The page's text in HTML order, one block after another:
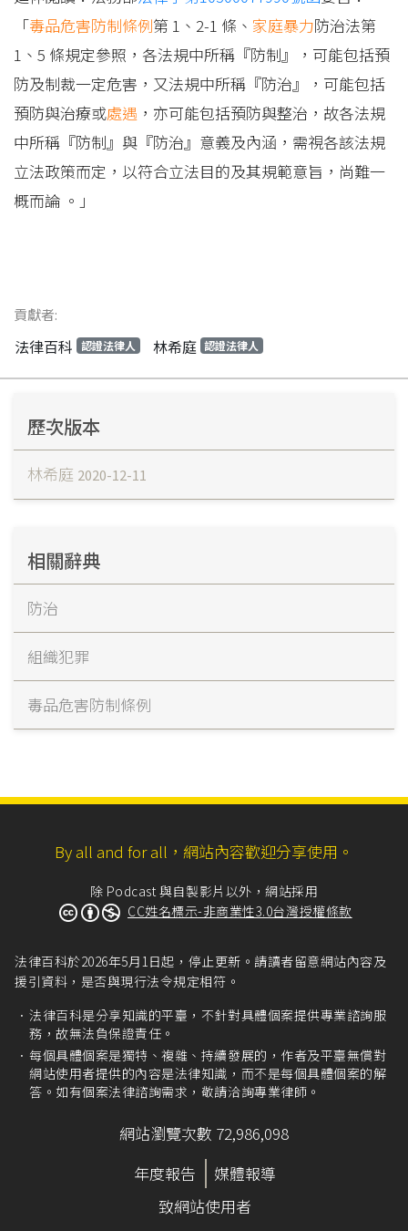
「毒品危害防制條例第 1、2-1 條、 家庭暴力防治法第
1、5 條規定參照，各法規中所稱『防制』，可能包括預
防及制裁一定危害，又法規中所稱『防治』，可能包括
預防與治療或處遇 ，亦可能包括預防與整治，故各法規
中所稱『防制』與『防治』意義及內涵，需視各該法規
立法政策而定，以符合立法目的及其規範意旨，尚難一
概而論 。」
貢獻者:
法律百科 認證法律人 林希庭 認證法律人
歷次版本
林希庭 2020-12-11
相關辭典
防治
組織犯罪
毒品危害防制條例
By all and for all，網站內容歡迎分享使用。
除 Podcast 與自製影片以外，網站採用
CC姓名標示-非商業性3.0台灣授權條款
法律百科於2026年5月1日起，停止更新。請讀者留意網站內容及
援引資料，是否與現行法令規定相符。
法律百科是分享知識的平臺，不針對具體個案提供專業諮詢服
務，故無法負保證責任。
每個具體個案是獨特、複雜、持續發展的，作者及平臺無償對
網站使用者提供的內容是法律知識，而不是每個具體個案的解
答。如有個案法律諮詢需求，敬請洽詢專業律師。
網站瀏覽次數 72,986,098
年度報告
媒體報導
致網站使用者